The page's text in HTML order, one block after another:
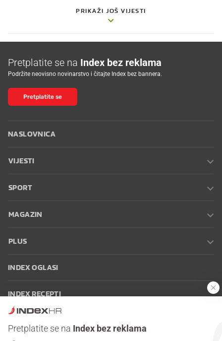
PRIKAŽI JOŠ VIJESTI
Pretplatite se na Index bez reklama
Podržite neovisno novinarstvo i čitajte Index bez bannera.
Pretplatite se
NASLOVNICA
VIJESTI
SPORT
MAGAZIN
PLUS
INDEX OGLASI
INDEX RECEPTI
Pretplatite se na Index bez reklama